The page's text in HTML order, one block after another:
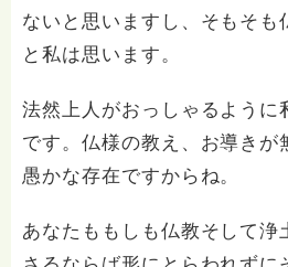
ないと思いますし、そもそも
と私は思います。
法然上人がおっしゃるように
です。仏様の教え、お導きが
愚かな存在ですからね。
あなたももしも仏教そして浄